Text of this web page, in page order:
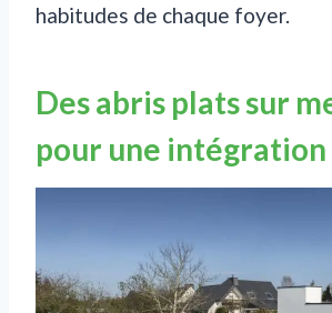
habitudes de chaque foyer.
Des abris plats sur
pour une